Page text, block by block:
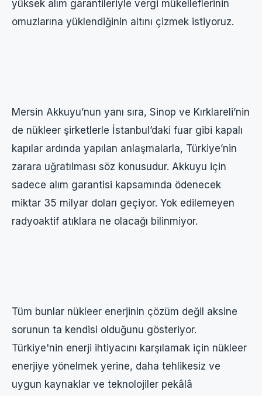
yüksek alım garantileriyle vergi mükelleflerinin
omuzlarına yüklendiğinin altını çizmek istiyoruz.
Mersin Akkuyu’nun yanı sıra, Sinop ve Kırklareli’nin
de nükleer şirketlerle İstanbul’daki fuar gibi kapalı
kapılar ardında yapılan anlaşmalarla, Türkiye’nin
zarara uğratılması söz konusudur. Akkuyu için
sadece alım garantisi kapsamında ödenecek
miktar 35 milyar doları geçiyor. Yok edilemeyen
radyoaktif atıklara ne olacağı bilinmiyor.
Tüm bunlar nükleer enerjinin çözüm değil aksine
sorunun ta kendisi olduğunu gösteriyor.
Türkiye'nin enerji ihtiyacını karşılamak için nükleer
enerjiye yönelmek yerine, daha tehlikesiz ve
uygun kaynaklar ve teknolojiler pekâlâ